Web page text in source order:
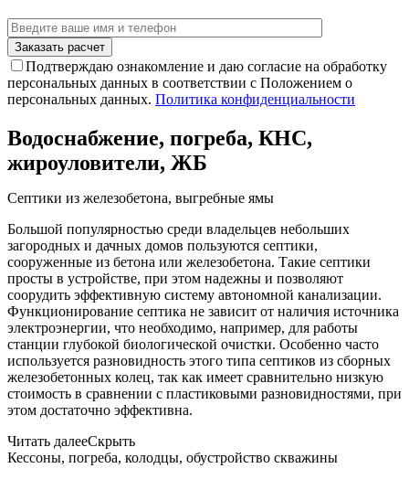
Подтверждаю ознакомление и даю согласие на обработку
персональных данных в соответствии с Положением о
персональных данных. Политика конфиденциальности
Водоснабжение, погреба, КНС,
жироуловители, ЖБ
Септики из железобетона, выгребные ямы
Большой популярностью среди владельцев небольших
загородных и дачных домов пользуются септики,
сооруженные из бетона или железобетона. Такие септики
просты в устройстве, при этом надежны и позволяют
соорудить эффективную систему автономной канализации.
Функционирование септика не зависит от наличия источника
электроэнергии, что необходимо, например, для работы
станции глубокой биологической очистки. Особенно часто
используется разновидность этого типа септиков из сборных
железобетонных колец, так как имеет сравнительно низкую
стоимость в сравнении с пластиковыми разновидностями, при
этом достаточно эффективна.
Читать далееСкрыть
Кессоны, погреба, колодцы, обустройство скважины